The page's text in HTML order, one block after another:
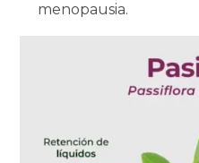
menopausia.